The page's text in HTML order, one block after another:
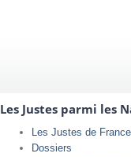
Les Justes parmi les
Les Justes de France
Dossiers